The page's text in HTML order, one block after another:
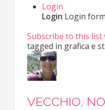
Login
Login Login form
Subscribe to this list
tagged in grafica e
VECCHIO,